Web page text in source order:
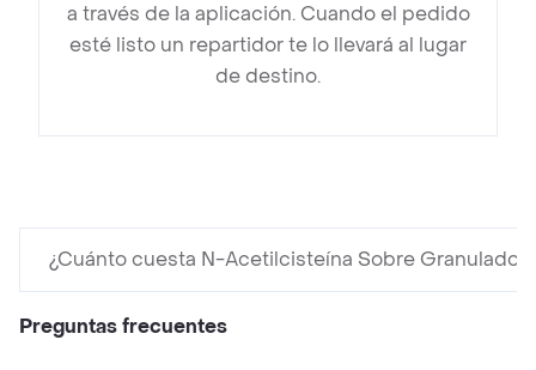
a través de la aplicación. Cuando el pedido
esté listo un repartidor te lo llevará al lugar
de destino.
¿Cuánto cuesta N-Acetilcisteína Sobre Granulado
Preguntas frecuentes